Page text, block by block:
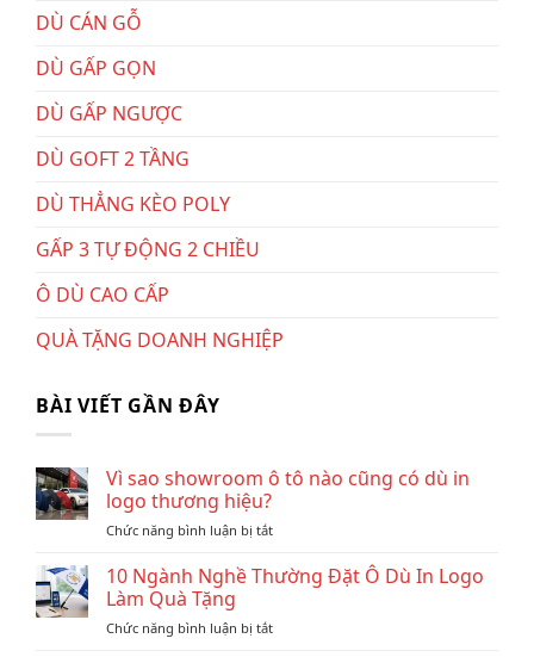
DÙ CÁN GỖ
DÙ GẤP GỌN
DÙ GẤP NGƯỢC
DÙ GOFT 2 TẦNG
DÙ THẲNG KÈO POLY
GẤP 3 TỰ ĐỘNG 2 CHIỀU
Ô DÙ CAO CẤP
QUÀ TẶNG DOANH NGHIỆP
BÀI VIẾT GẦN ĐÂY
Vì sao showroom ô tô nào cũng có dù in
logo thương hiệu?
Chức năng bình luận bị tắtở
sao
showroom
tô
10 Ngành Nghề Thường Đặt Ô Dù In Logo
Làm Quà Tặng
Chức năng bình luận bị tắtở